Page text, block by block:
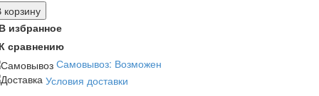
корзину
избранное
сравнению
Самовывоз: Возможен
Условия доставки